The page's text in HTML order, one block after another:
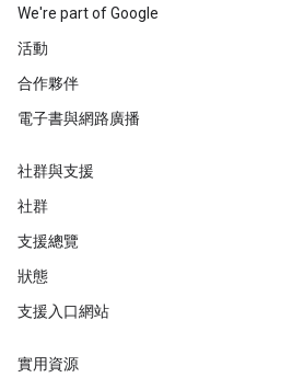
We're part of Google
活動
合作夥伴
電子書與網路廣播
社群與支援
社群
支援總覽
狀態
支援入口網站
實用資源